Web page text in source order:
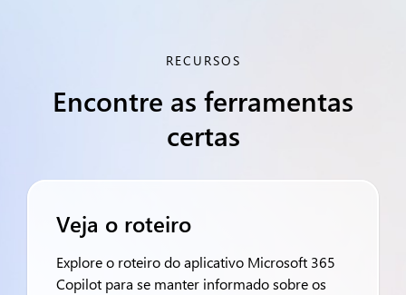
RECURSOS
Encontre as ferramentas
certas
Veja o roteiro
Explore o roteiro do aplicativo Microsoft 365
Copilot para se manter informado sobre os